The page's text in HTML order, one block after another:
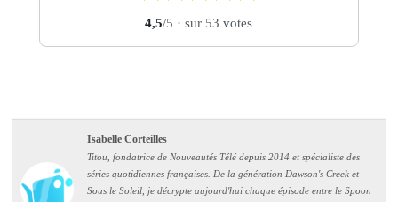
4,5/5 · sur 53 votes
Isabelle Corteilles
Titou, fondatrice de Nouveautés Télé depuis 2014 et spécialiste des
séries quotidiennes françaises. De la génération Dawson's Creek et
Sous le Soleil, je décrypte aujourd'hui chaque épisode entre le Spoon